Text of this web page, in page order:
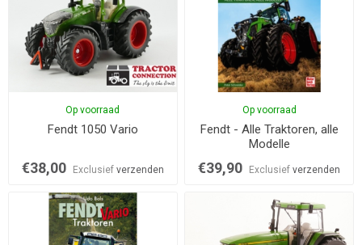
Op voorraad
Fendt 1050 Vario
€38,00 Exclusief verzenden
Op voorraad
Fendt - Alle Traktoren, alle
Modelle
€39,90 Exclusiefverzenden